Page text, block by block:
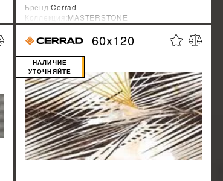
Бренд:Cerrad
Коллекция:MASTERSTONE
Страна-производитель:Польша
УЗНАТЬ СВОЮ СКИДКУ %
60x120
НАЛИЧИЕ
УТОЧНЯЙТЕ